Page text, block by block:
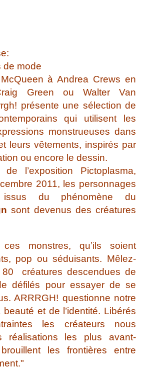
de mode
à Andrea Crews en
Green ou Walter Van
présente une sélection de
qui utilisent les
monstrueuses dans
leurs vêtements, inspirés par
ou encore le dessin.
l’exposition Pictoplasma,
2011, les personnages
issus du phénomène du
sont devenus des créatures
monstres, qu’ils soient
pop ou séduisants. Mêlez-
créatures descendues de
défilés pour essayer de se
ARRRGH! questionne notre
et de l’identité. Libérés
les créateurs nous
réalisations les plus avant-
les frontières entre